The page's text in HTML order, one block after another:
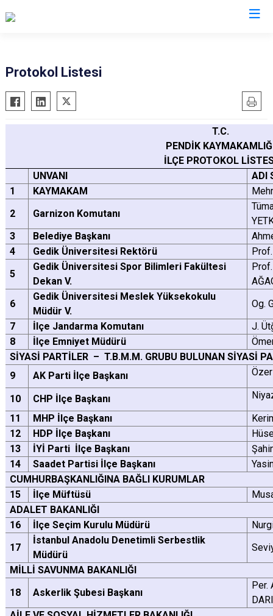
Adalar
Avcılar
Bakırköy
Bayrampaşa
Beşiktaş
Beykoz
Beyoğlu
Büyükçekmece
Esenler
Eyüpsultan
Kağıthane
Küçükçekmece
Maltepe
Pendik
Sarıyer
Silivri
Şişli
Ümraniye
Üsküdar
Zeytinburnu
Başakşehir
Beylikdüzü
Çekmeköy
Sancaktepe
Sultangazi
Protokol Listesi
T.C.
PENDİK
İLÇE PROTOKOL
UNVANI
ADI
1
KAYMAKAM
2
Garnizon Komutanı
3
Belediye Başkanı
4
Gedik Üniversitesi Rektörü
5
Gedik Üniversitesi Spor Bilimleri Fakültesi
Dekan V.
6
Gedik Üniversitesi Meslek Yüksekokulu
Müdür V.
Og.
7
İlçe Jandarma Komutanı
J.
8
İlçe Emniyet Müdürü
SİYASİ PARTİLER – T.B.M.M. GRUBU BULUNAN SİYASİ
9
AK Parti İlçe Başkanı
10 CHP İlçe Başkanı
11
MHP İlçe Başkanı
12
HDP İlçe Başkanı
13
İYİ Parti İlçe Başkanı
14
Saadet Partisi İlçe Başkanı
CUMHURBAŞKANLIĞINA BAĞLI KURUMLAR
15
İlçe Müftüsü
ADALET BAKANLIĞI
16
İlçe Seçim Kurulu Müdürü
17
İstanbul Anadolu Denetimli Serbestlik
Müdürü
MİLLİ SAVUNMA BAKANLIĞI
18
Askerlik Şubesi Başkanı
Per.